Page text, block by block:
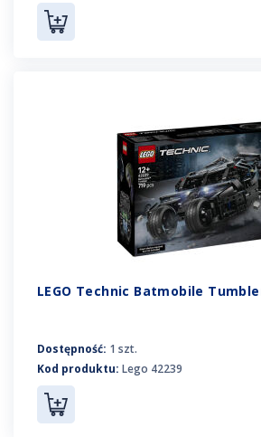
LEGO Technic Batmobile
Dostępność: 1 szt.
Kod produktu: Lego 42239